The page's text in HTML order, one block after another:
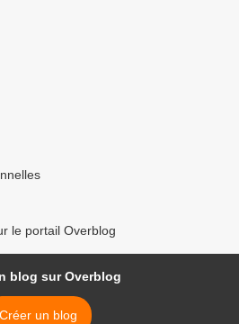
le portail Overblog
blog sur Overblog
Créer un blog